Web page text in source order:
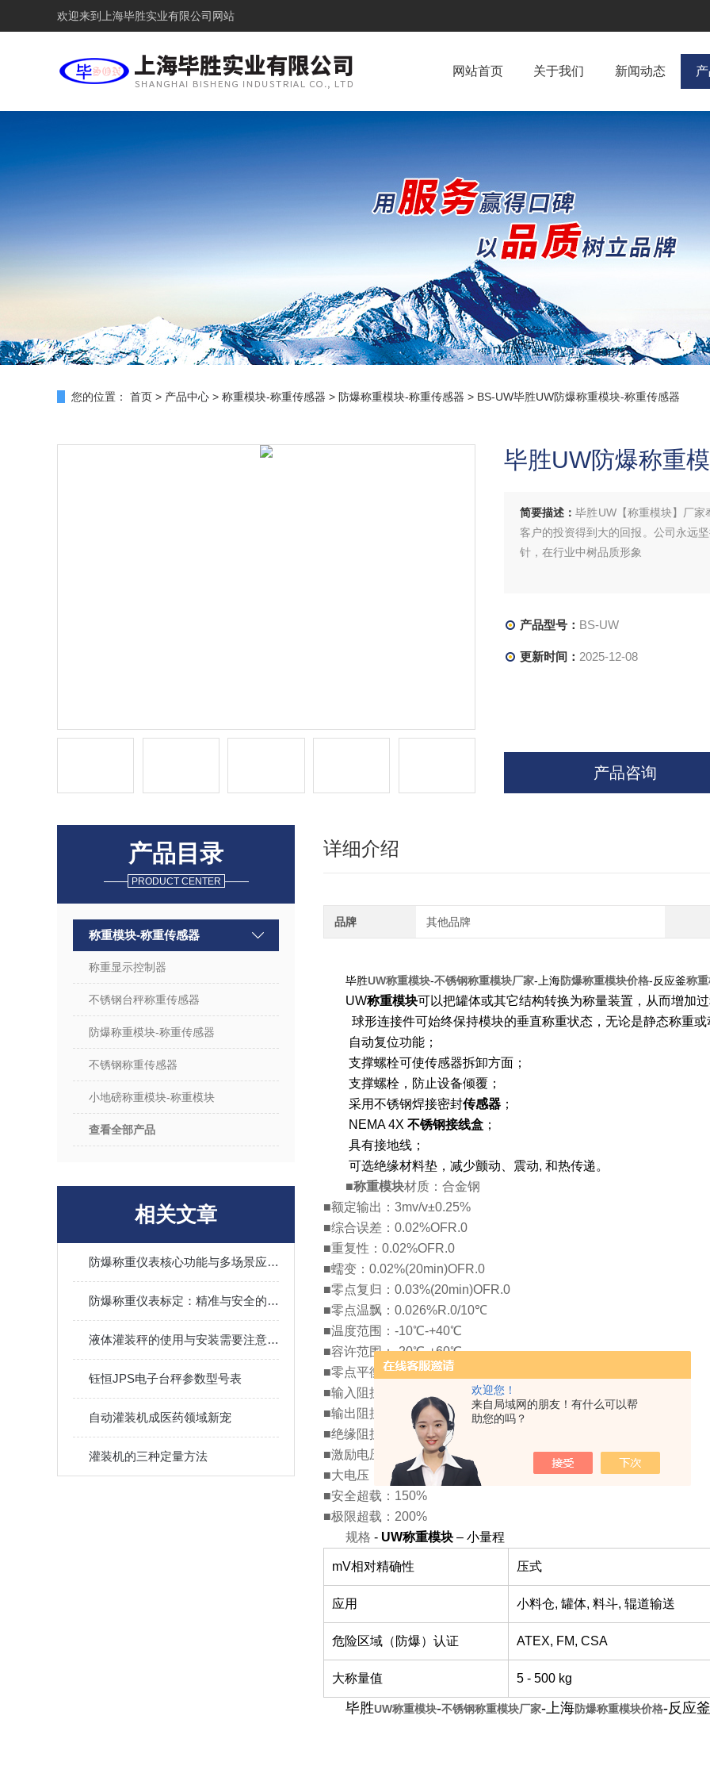
欢迎您！
来自局域网的朋友！有什么可以帮
助您的吗？
欢迎来到 上海毕胜实业有限公司网站
网站首页 关于我们 新闻动态
您的位置： 首页 > 产品中心 > 称重模块-称重传感器 > 防爆称重模块-称重传感器 > BS-UW毕胜UW防爆称重模块-称重传感器
毕胜UW防爆称重
简要描述：毕胜UW【称重模块】厂家
客户的投资得到大的回报。公司永远
针，在行业中树品质形象
产品型号： BS-UW
更新时间： 2025-12-08
产品咨询
产品目录
PRODUCT CENTER
称重模块-称重传感器
称重显示控制器
不锈钢台秤称重传感器
防爆称重模块-称重传感器
不锈钢称重传感器
小地磅称重模块-称重模块
查看全部产品
相关文章
防爆称重仪表核心功能与多场景应用解析
防爆称重仪表标定：精准与安全的保障之道
液体灌装秤的使用与安装需要注意什么？
钰恒JPS电子台秤参数型号表
自动灌装机成医药领域新宠
灌装机的三种定量方法
详细介绍
品牌 其他品牌
毕胜UW称重模块-不锈钢称重模块厂家-上海防爆称重模块价格-反应釜称
UW称重模块可以把罐体或其它结构转换为称量装置，从而增加
球形连接件可始终保持模块的垂直称重状态，无论是静态称重
自动复位功能；
支撑螺栓可使传感器拆卸方面；
支撑螺栓，防止设备倾覆；
采用不锈钢焊接密封传感器 ；
NEMA 4X 不锈钢接线盒 ；
具有接地线；
可选绝缘材料垫，减少颤动、震动, 和热传递。
■称重模块材质：合金钢
■额定输出：3mv/v±0.25%
■综合误差：0.02%OFR.0
■重复性：0.02%OFR.0
■蠕变：0.02%(20min)OFR.0
■零点复归：0.03%(20min)OFR.0
■零点温飘：0.026%R.0/10℃
■温度范围：-10℃-+40℃
■容许范围：-20℃-+60℃
■零点平衡：±1%OFR.0
■输入阻抗：390Ω±5Ω
■输出阻抗：350Ω±3Ω
■绝缘阻抗：>2000MΩ
■激励电压：10V
■大电压：15V
■安全超载：150%
■极限超载：200%
规格 - UW称重模块 – 小量程
mV相对精确性 压式
应用 小料仓, 罐体, 料斗, 辊道输送
危险区域（防爆）认证 ATEX, FM, CSA
大称量值 5 - 500 kg
毕胜UW称重模块-不锈钢称重模块厂家-上海防爆称重模块价格-反应釜